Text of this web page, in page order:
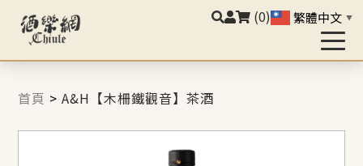
(0) 繁體中文 ▼
首頁 >A&H【木柵鐵觀音】茶酒